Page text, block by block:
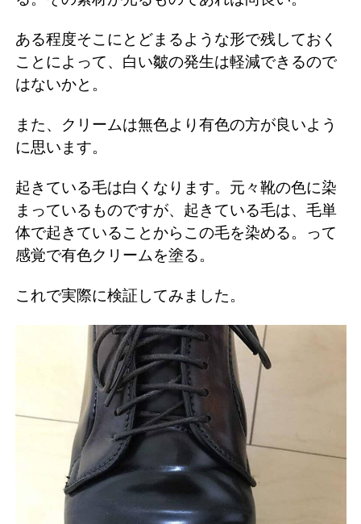
ある程度そこにとどまるような形で残しておく
ことによって、白い皺の発生は軽減できるので
はないかと。
また、クリームは無色より有色の方が良いよう
に思います。
起きている毛は白くなります。元々靴の色に染
まっているものですが、起きている毛は、毛単
体で起きていることからこの毛を染める。って
感覚で有色クリームを塗る。
これで実際に検証してみました。